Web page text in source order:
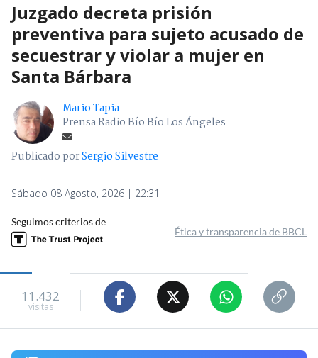
Juzgado decreta prisión
preventiva para sujeto acusado de
secuestrar y violar a mujer en
Santa Bárbara
Mario Tapia
Prensa Radio Bío Bío Los Ángeles
Publicado porSergio Silvestre
Sábado 08 Agosto, 2026 | 22:31
Seguimos criterios de
Ética y transparencia de BBCL
11.432
visitas